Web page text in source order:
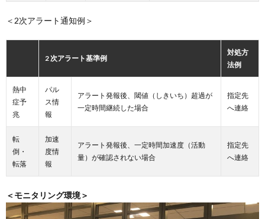
＜2次アラート通知例＞
2 次アラート基準例
対処方
法例
熱中
症予
兆
パル
ス情
報
アラート発報後、閾値（しきいち）超過が
一定時間継続した場合
指定先
へ連絡
転
倒・
転落
加速
度情
報
アラート発報後、一定時間加速度（活動
量）が確認されない場合
指定先
へ連絡
＜モニタリング環境＞